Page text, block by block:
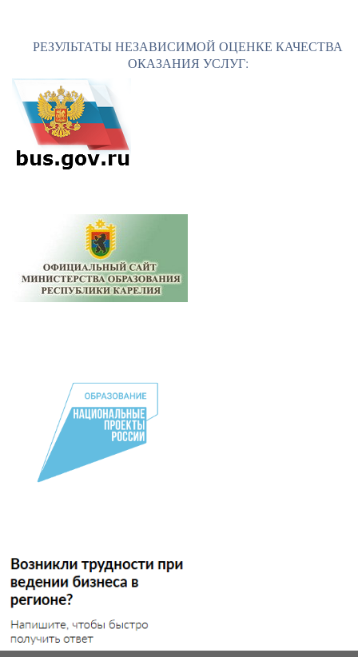
РЕЗУЛЬТАТЫ НЕЗАВИСИМОЙ ОЦЕНКЕ КАЧЕСТВА
ОКАЗАНИЯ УСЛУГ: